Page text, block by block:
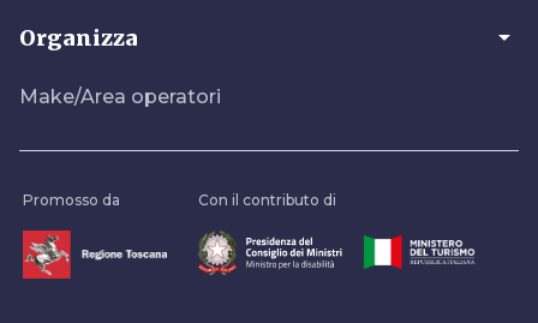
Organizza arrow_drop_down
Make/Area operatori
Promosso da Con il contributo di